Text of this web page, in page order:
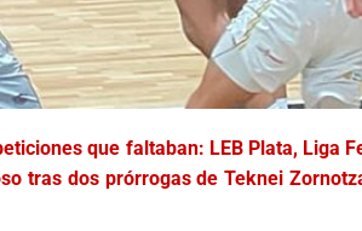
que faltaban: LEB Plata, Liga
tras dos prórrogas de Teknei